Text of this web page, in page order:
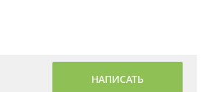
НАПИСАТЬ